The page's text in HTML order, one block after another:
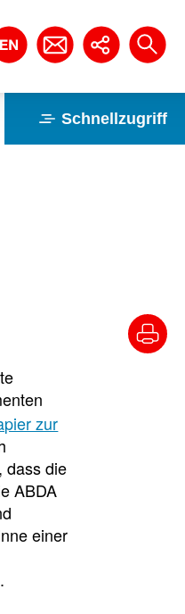
Schnellzugriff
zur
dass die
ABDA
einer